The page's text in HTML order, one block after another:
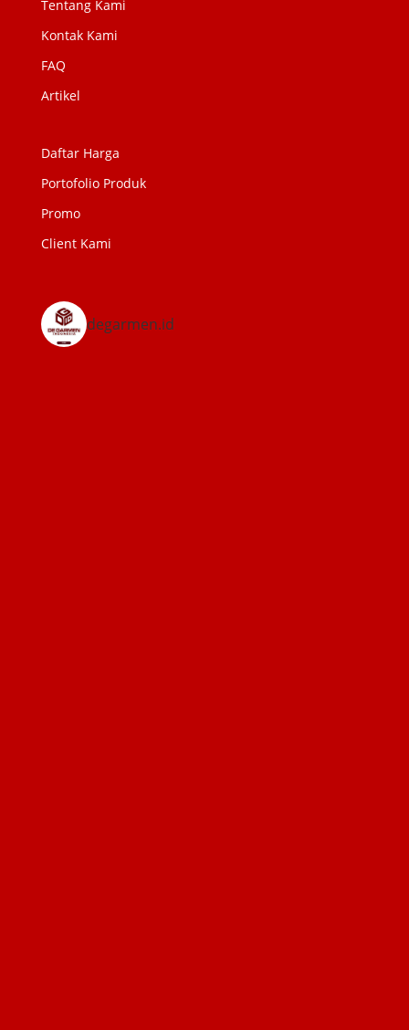
Tentang Kami
Kontak Kami
FAQ
Artikel
Daftar Harga
Portofolio Produk
Promo
Client Kami
degarmen.id